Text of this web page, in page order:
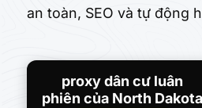
an toàn, SEO và tự động
proxy dân cư luân
phiên của North Dakota